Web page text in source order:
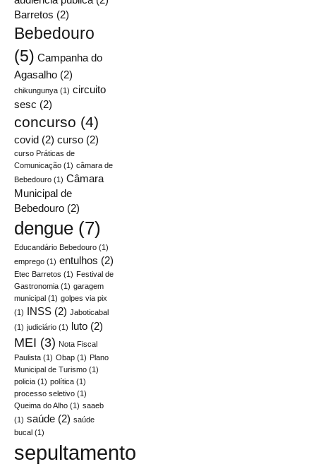
Barretos (2)
Bebedouro
(5) Campanha do
Agasalho (2)
chikungunya (1) circuito
sesc (2)
concurso (4)
covid (2) curso (2)
curso Práticas de
Comunicação (1) câmara de
Bebedouro (1) Câmara
Municipal de
Bebedouro (2)
dengue (7)
Educandário Bebedouro (1)
emprego (1) entulhos (2)
Etec Barretos (1) Festival de
Gastronomia (1) garagem
municipal (1) golpes via pix
(1) INSS (2) Jaboticabal
(1) judiciário (1) luto (2)
MEI (3) Nota Fiscal
Paulista (1) Obap (1) Plano
Municipal de Turismo (1)
policia (1) política (1)
processo seletivo (1)
Queima do Alho (1) saaeb
(1) saúde (2) saúde
bucal (1)
sepultamento